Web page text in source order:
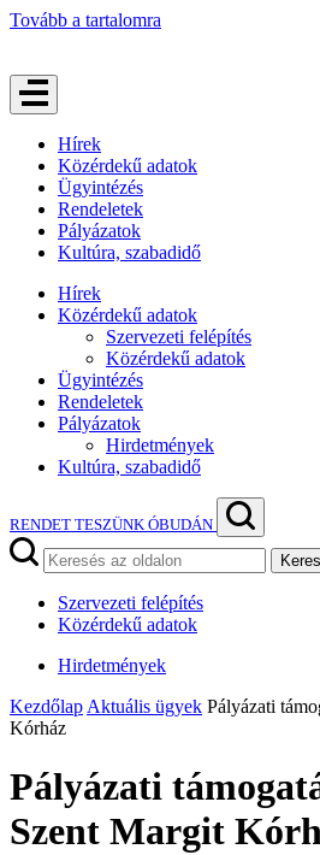
Tovább a tartalomra
Hírek
Közérdekű adatok
Ügyintézés
Rendeletek
Pályázatok
Kultúra, szabadidő
Hírek
Közérdekű adatok
Szervezeti felépítés
Közérdekű adatok
Ügyintézés
Rendeletek
Pályázatok
Hirdetmények
Kultúra, szabadidő
RENDET TESZÜNK ÓBUDÁN
Szervezeti felépítés
Közérdekű adatok
Hirdetmények
Kezdőlap Aktuális ügyek Pályázati
Kórház
Pályázati
Szent Margit